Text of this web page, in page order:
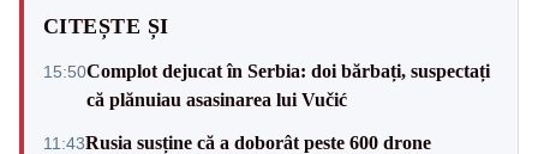
CITEȘTE ȘI
15:50Complot dejucat în Serbia: doi bărbați, suspectați
că plănuiau asasinarea lui Vučić
11:43Rusia susține că a doborât peste 600 drone